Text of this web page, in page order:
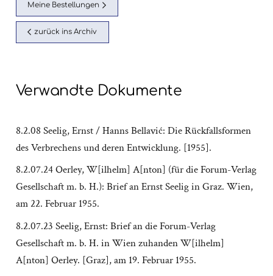
Meine Bestellungen
zurück ins Archiv
Verwandte Dokumente
8.2.08 Seelig, Ernst / Hanns Bellavić: Die Rückfallsformen
des Verbrechens und deren Entwicklung. [1955].
8.2.07.24 Oerley, W[ilhelm] A[nton] (für die Forum-Verlag
Gesellschaft m. b. H.): Brief an Ernst Seelig in Graz. Wien,
am 22. Februar 1955.
8.2.07.23 Seelig, Ernst: Brief an die Forum-Verlag
Gesellschaft m. b. H. in Wien zuhanden W[ilhelm]
A[nton] Oerley. [Graz], am 19. Februar 1955.